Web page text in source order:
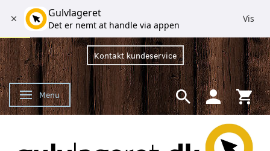
Kontakt kundeservice
Skifte navigation
Menu
Gulvlageret
Det er nemt at handle via appen
Vis